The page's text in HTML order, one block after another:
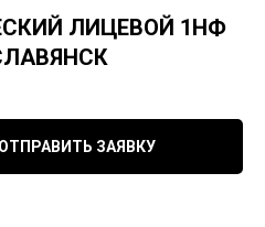
ЛИЦЕВОЙ 1НФ
ОТПРАВИТЬ ЗАЯВКУ